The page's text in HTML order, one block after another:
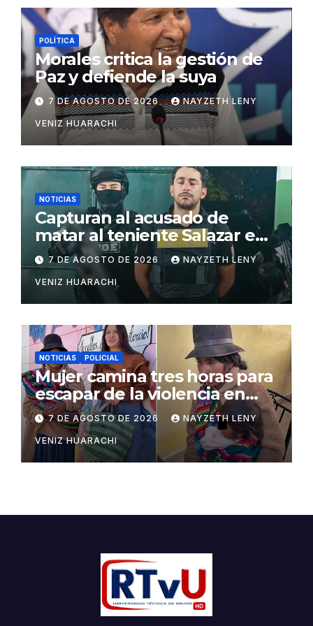
POLÍTICA
Morales critica la gestión de
Paz y defiende la suya
7 DE AGOSTO DE 2026 NAYZETH LENY
VENIZ HUARACHI
NOTICIAS
Capturan al acusado de
matar al teniente Salazar en
San Matías
7 DE AGOSTO DE 2026 NAYZETH LENY
VENIZ HUARACHI
NOTICIAS POLICIAL
Mujer camina tres horas para
escapar de la violencia en
Potosí
7 DE AGOSTO DE 2026 NAYZETH LENY
VENIZ HUARACHI